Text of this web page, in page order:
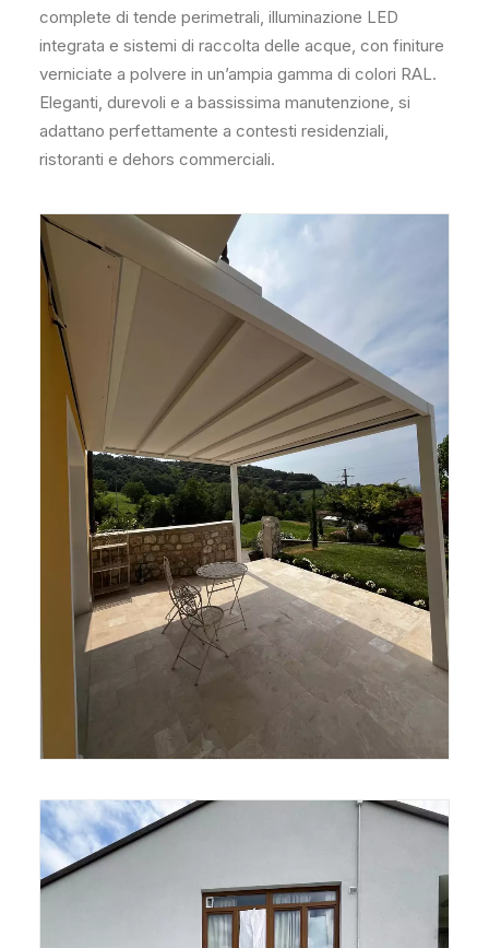
complete di tende perimetrali, illuminazione LED
integrata e sistemi di raccolta delle acque, con finiture
verniciate a polvere in un’ampia gamma di colori RAL.
Eleganti, durevoli e a bassissima manutenzione, si
adattano perfettamente a contesti residenziali,
ristoranti e dehors commerciali.